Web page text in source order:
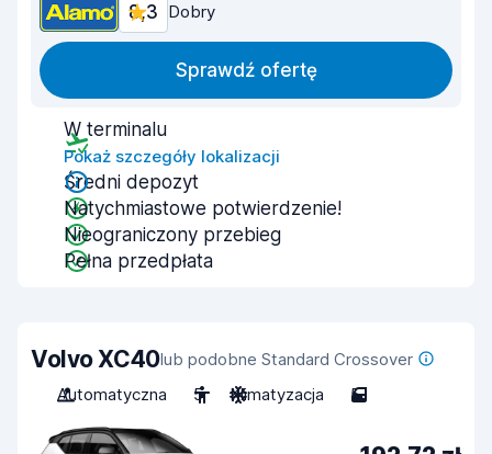
8,3 Dobry
Sprawdź ofertę
W terminalu
Pokaż szczegóły lokalizacji
Średni depozyt
Natychmiastowe potwierdzenie!
Nieograniczony przebieg
Pełna przedpłata
Volvo XC40lub podobne Standard Crossover
Automatyczna
5 Klimatyzacja 5